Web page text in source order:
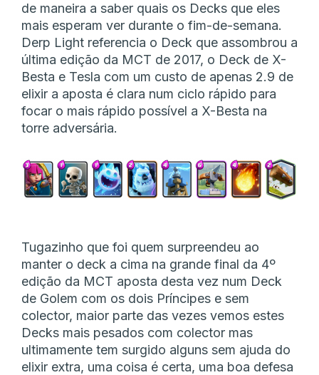
de maneira a saber quais os Decks que eles
mais esperam ver durante o fim-de-semana.
Derp Light referencia o Deck que assombrou a
última edição da MCT de 2017, o Deck de X-
Besta e Tesla com um custo de apenas 2.9 de
elixir a aposta é clara num ciclo rápido para
focar o mais rápido possível a X-Besta na
torre adversária.
Tugazinho que foi quem surpreendeu ao
manter o deck a cima na grande final da 4º
edição da MCT aposta desta vez num Deck
de Golem com os dois Príncipes e sem
colector, maior parte das vezes vemos estes
Decks mais pesados com colector mas
ultimamente tem surgido alguns sem ajuda do
elixir extra, uma coisa é certa, uma boa defesa